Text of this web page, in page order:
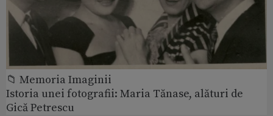
📁 Memoria Imaginii
Istoria unei fotografii: Maria Tănase, alături de
Gică Petrescu